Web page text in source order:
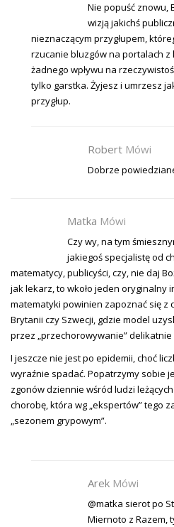
Nie popuść znowu,
wizją jakichś
nieznaczącym przygłupem,
rzucanie bluzgów na portalach
żadnego wpływu na
tylko garstka. Żyjesz i umrzesz
przygłup.
Robert Mówi
Dobrze
Matka Mówi
Czy wy, na tym
jakiegoś specjalistę od
matematycy, publicyści, czy, nie daj
jak lekarz, to wkoło jeden oryginalny
matematyki powinien zapoznać się z
Brytanii czy Szwecji, gdzie model
przez „przechorowywanie” delikatnie
I jeszcze nie jest po epidemii, choć
wyraźnie spadać. Popatrzymy sobie
zgonów dziennie wśród ludzi
chorobę, która wg „ekspertów” tego
„sezonem grypowym”.
Arek Mówi
@matka sierot po
Miernoto z Razem,